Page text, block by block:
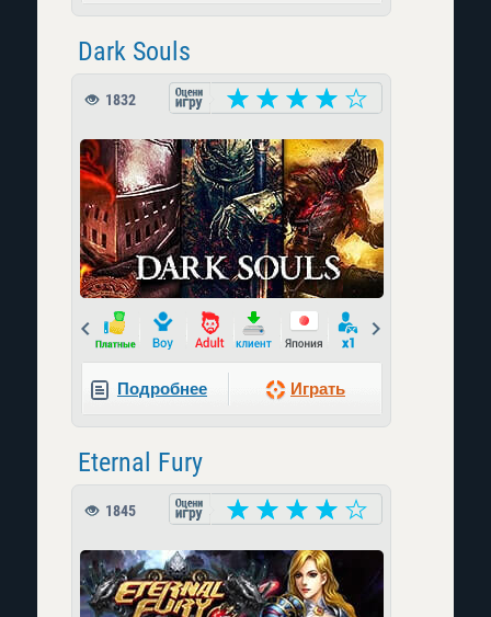
Dark Souls
1832
Prev
Подробнее Играть
Eternal Fury
1845